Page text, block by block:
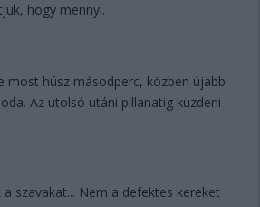
hogy mennyi.
most húsz másodperc, közben újabb
Az utolsó utáni pillanatig küzdeni
szavakat... Nem a defektes kereket